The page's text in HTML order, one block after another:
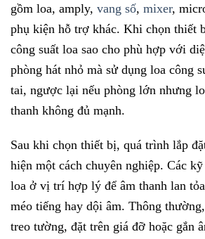
gồm loa, amply, vang số, mixer,
phụ kiện hỗ trợ khác. Khi chọn thiết
công suất loa sao cho phù hợp với
phòng hát nhỏ mà sử dụng loa công
tai, ngược lại nếu phòng lớn nhưng
thanh không đủ mạnh.
Sau khi chọn thiết bị, quá trình lắp
hiện một cách chuyên nghiệp. Các
loa ở vị trí hợp lý để âm thanh lan
méo tiếng hay dội âm. Thông
treo tường, đặt trên giá đỡ hoặc gắn